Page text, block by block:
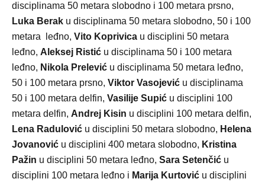
disciplinama 50 metara slobodno i 100 metara prsno,
Luka Berak u disciplinama 50 metara slobodno, 50 i 100
metara leđno, Vito Koprivica u disciplini 50 metara
leđno, Aleksej Ristić u disciplinama 50 i 100 metara
leđno, Nikola Prelević u disciplinama 50 metara leđno,
50 i 100 metara prsno, Viktor Vasojević u disciplinama
50 i 100 metara delfin, Vasilije Supić u disciplini 100
metara delfin, Andrej Kisin u disciplini 100 metara delfin,
Lena Radulović u disciplini 50 metara slobodno, Helena
Jovanović u disciplini 400 metara slobodno, Kristina
Pažin u disciplini 50 metara leđno, Sara Setenčić u
disciplini 100 metara leđno i Marija Kurtović u disciplini